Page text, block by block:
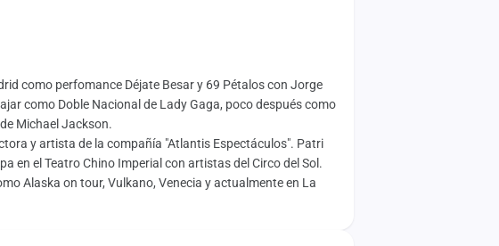
como perfomance Déjate Besar y 69 Pétalos con Jorge
como Doble Nacional de Lady Gaga, poco después como
Michael Jackson.
y artista de la compañía "Atlantis Espectáculos". Patri
en el Teatro Chino Imperial con artistas del Circo del Sol.
Alaska on tour, Vulkano, Venecia y actualmente en La